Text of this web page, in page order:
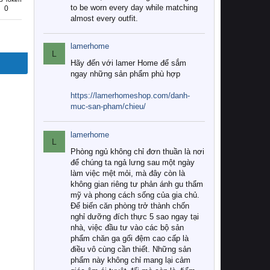
0
to be worn every day while matching
almost every outfit.
L
lamerhome
Hãy đến với lamer Home để sắm
ngay những sản phẩm phù hợp
https://lamerhomeshop.com/danh-
muc-san-pham/chieu/
L
lamerhome
Phòng ngủ không chỉ đơn thuần là nơi
để chúng ta ngả lưng sau một ngày
làm việc mệt mỏi, mà đây còn là
không gian riêng tư phản ánh gu thẩm
mỹ và phong cách sống của gia chủ.
Để biến căn phòng trở thành chốn
nghỉ dưỡng đích thực 5 sao ngay tại
nhà, việc đầu tư vào các bộ sản
phẩm chăn ga gối đệm cao cấp là
điều vô cùng cần thiết. Những sản
phẩm này không chỉ mang lại cảm